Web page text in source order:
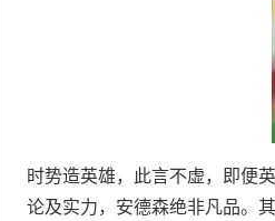
时势造英雄，此言不虚，即便
论及实力，安德森绝非凡品。